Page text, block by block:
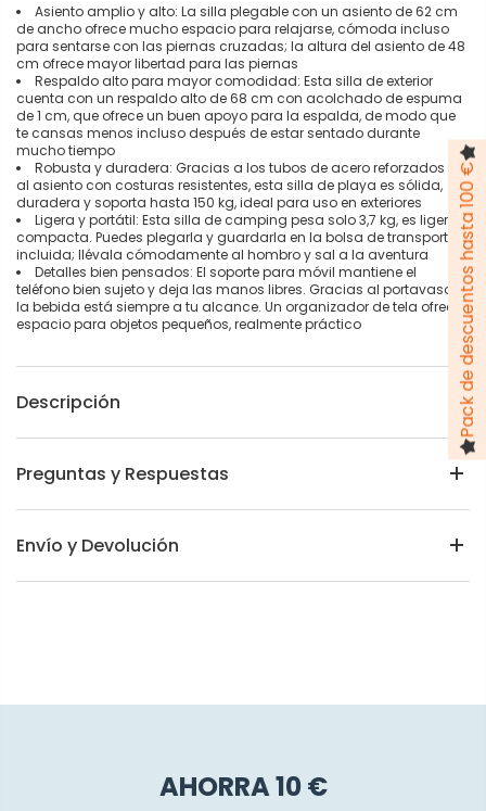
Asiento amplio y alto: La silla plegable con un asiento de 62 cm
de ancho ofrece mucho espacio para relajarse, cómoda incluso
para sentarse con las piernas cruzadas; la altura del asiento de 48
cm ofrece mayor libertad para las piernas
Respaldo alto para mayor comodidad: Esta silla de exterior
cuenta con un respaldo alto de 68 cm con acolchado de espuma
de 1 cm, que ofrece un buen apoyo para la espalda, de modo que
te cansas menos incluso después de estar sentado durante
mucho tiempo
Robusta y duradera: Gracias a los tubos de acero reforzados y
al asiento con costuras resistentes, esta silla de playa es sólida,
duradera y soporta hasta 150 kg, ideal para uso en exteriores
Ligera y portátil: Esta silla de camping pesa solo 3,7 kg, es ligera y
compacta. Puedes plegarla y guardarla en la bolsa de transporte
incluida; llévala cómodamente al hombro y sal a la aventura
Detalles bien pensados: El soporte para móvil mantiene el
teléfono bien sujeto y deja las manos libres. Gracias al portavasos,
la bebida está siempre a tu alcance. Un organizador de tela ofrece
espacio para objetos pequeños, realmente práctico
Descripción
Preguntas y Respuestas
Envío y Devolución
AHORRA 10 €
Pack de descuentos hasta 100 €